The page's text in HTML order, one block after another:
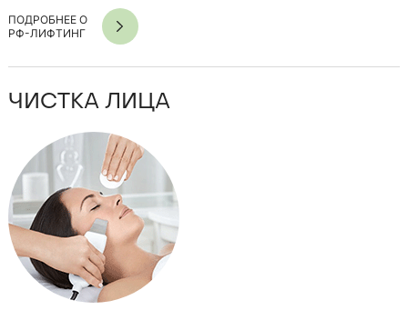
ПОДРОБНЕЕ О
РФ-ЛИФТИНГ
ЧИСТКА ЛИЦА